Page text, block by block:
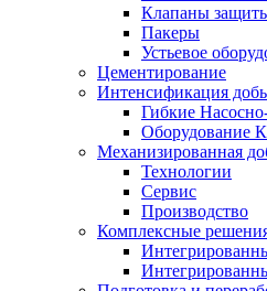
Клапаны
Пакеры
Устьевое
Цементирование
Интенсификация
Гибкие
Оборудование
Механизированная
Технологии
Сервис
Производство
Комплексные